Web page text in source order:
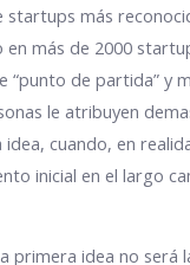
startups más
más de 2000
“punto de partida” y
le atribuyen
cuando, en
inicial en el largo
primera idea no será